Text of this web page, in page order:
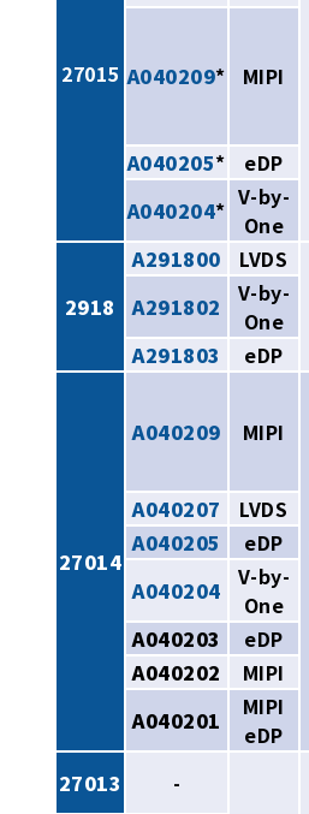
27015 A040209* MIPI
A040205* eDP
A040204* V-by-
One
2918
A291800
LVDS
A291802
V-by-
One
A291803
eDP
27014
A040209 MIPI
A040207
LVDS
A040205
eDP
A040204
V-by-
One
A040203
eDP
A040202
MIPI
A040201
MIPI
eDP
27013
-